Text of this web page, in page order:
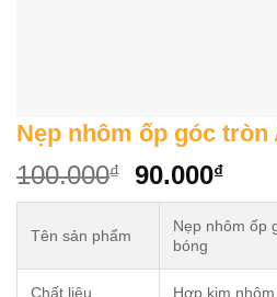
Nẹp nhôm ốp góc tròn
100.000₫
Original
price
was:
100.000₫.
90.000₫
is:
Tên sản phẩm
Nẹp nhôm ốp
bóng
Chất liệu Hợp kim